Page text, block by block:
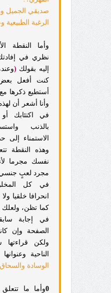
صديقي الجميل
الرغبة
وأما النقطة
نظري في
إليه بقولك (
كنت أفعل بعض
أستطيع ذكرها
وأنا أشعر أن
في اكتئابك
بالذنب
الاستمناء إلى
وهذه النقطة
نفسك مجرما
مجرد لعبٍ جنسي
في كل
انحرافا خلقيا
كما تظن،
في إجابة
الصفحة وإن
ولكن
الناحية
الوسادة
0وأما ما